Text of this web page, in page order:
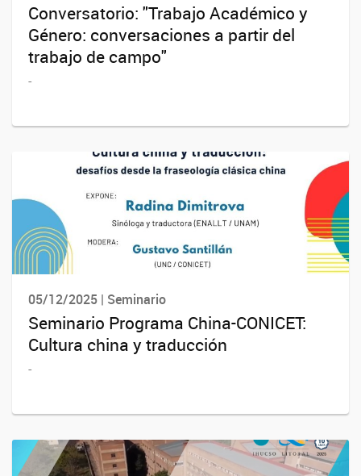
Conversatorio: "Trabajo Académico y
Género: conversaciones a partir del
trabajo de campo"
-
05/12/2025 | Seminario
Seminario Programa China-CONICET:
Cultura china y traducción
-